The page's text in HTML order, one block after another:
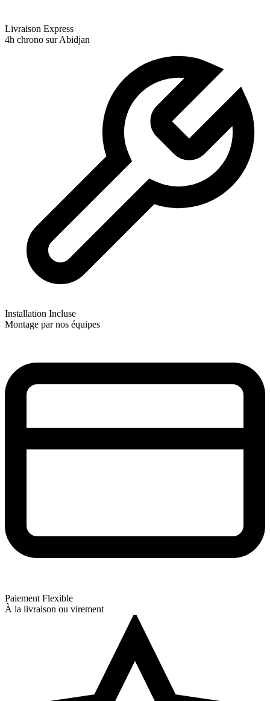
Livraison Express
4h chrono sur Abidjan
Installation Incluse
Montage par nos équipes
Paiement Flexible
À la livraison ou virement